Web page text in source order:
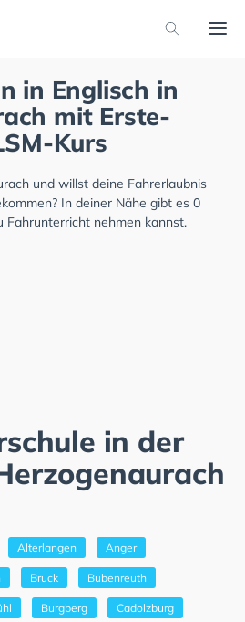
in Englisch in
mit Erste-
Kurs
und willst deine Fahrerlaubnis
In deiner Nähe gibt es 0
Fahrunterricht nehmen kannst.
in der
Alterlangen Anger
Bruck Bubenreuth
Burgberg Cadolzburg